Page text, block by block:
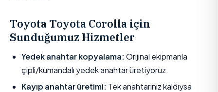
Toyota Toyota Corolla için
Sunduğumuz Hizmetler
Yedek anahtar kopyalama: Orijinal ekipmanla
çipli/kumandalı yedek anahtar üretiyoruz.
Kayıp anahtar üretimi: Tek anahtarınız kaldıysa